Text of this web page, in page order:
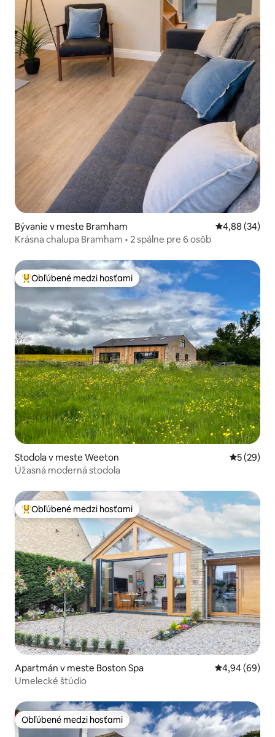
Bývanie v meste Bramham Priemerné
4,88 (34)
Krásna chalupa Bramham • 2 spálne pre 6 osôb
Najobľúbenejšie medzi hosťami
Obľúbené medzi hosťami
Stodola v meste Weeton
5 (29)
Úžasná moderná stodola
Najobľúbenejšie medzi hosťami
Obľúbené medzi hosťami
Apartmán v meste Boston Spa Priemerné
4,94 (69)
Umelecké štúdio
Obľúbené medzi hosťami
Obľúbené medzi hosťami